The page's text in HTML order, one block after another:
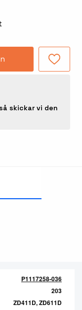
skickar vi den
P1117258-036
203
ZD411D, ZD611D